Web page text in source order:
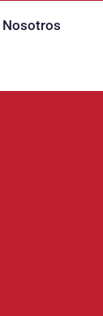
Nosotros